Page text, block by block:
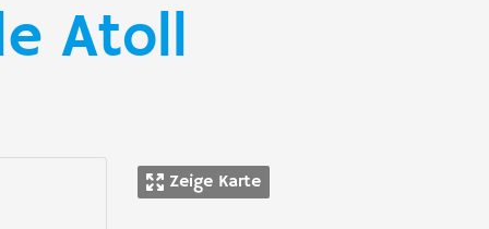
Atoll
Zeige Karte